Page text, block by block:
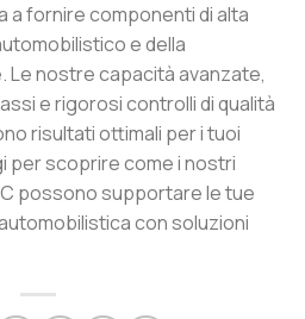
a fornire componenti di alta
e della
Le nostre capacità avanzate,
e rigorosi controlli di qualità
risultati ottimali per i tuoi
scoprire come i nostri
possono supportare le tue
con soluzioni